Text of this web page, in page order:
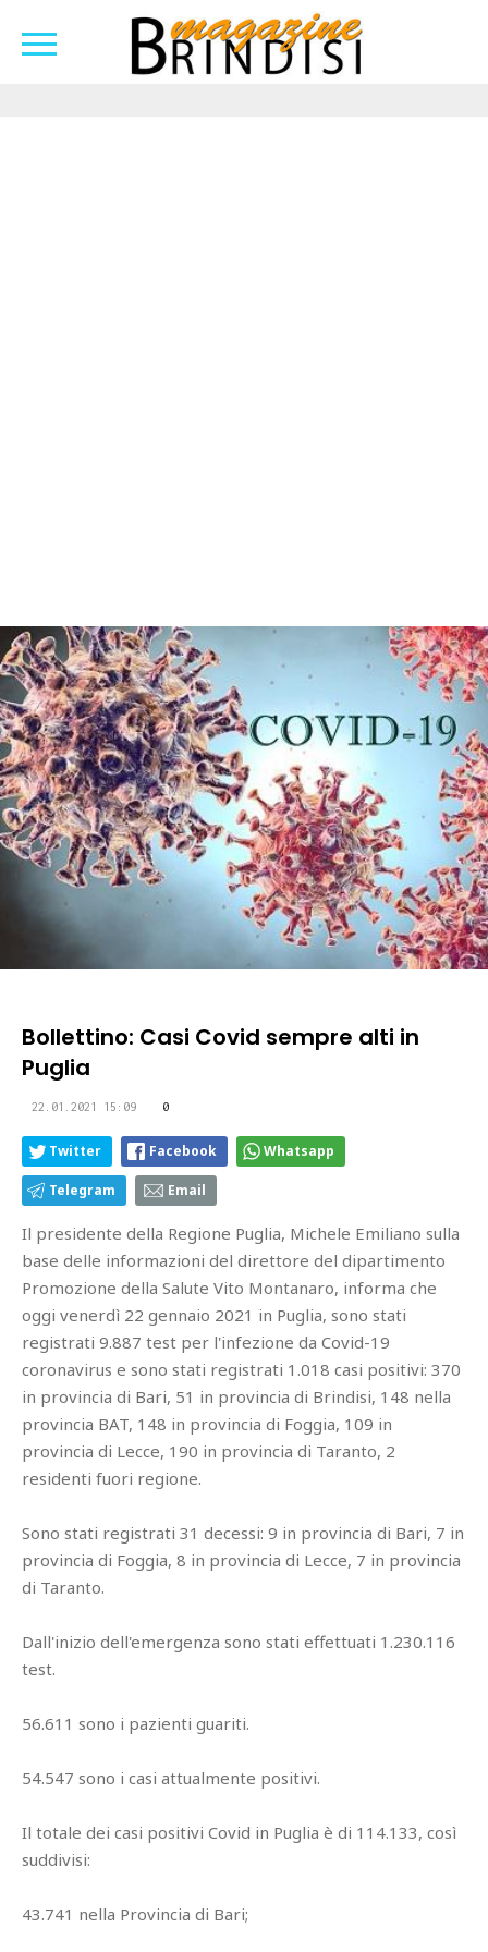
Bollettino: Casi Covid sempre alti in
Puglia
22.01.2021 15:09 0
Twitter Facebook Whatsapp
Telegram Email
Il presidente della Regione Puglia, Michele Emiliano sulla
base delle informazioni del direttore del dipartimento
Promozione della Salute Vito Montanaro, informa che
oggi venerdì 22 gennaio 2021 in Puglia, sono stati
registrati 9.887 test per l'infezione da Covid-19
coronavirus e sono stati registrati 1.018 casi positivi: 370
in provincia di Bari, 51 in provincia di Brindisi, 148 nella
provincia BAT, 148 in provincia di Foggia, 109 in
provincia di Lecce, 190 in provincia di Taranto, 2
residenti fuori regione.
Sono stati registrati 31 decessi: 9 in provincia di Bari, 7 in
provincia di Foggia, 8 in provincia di Lecce, 7 in provincia
di Taranto.
Dall'inizio dell'emergenza sono stati effettuati 1.230.116
test.
56.611 sono i pazienti guariti.
54.547 sono i casi attualmente positivi.
Il totale dei casi positivi Covid in Puglia è di 114.133, così
suddivisi:
43.741 nella Provincia di Bari;